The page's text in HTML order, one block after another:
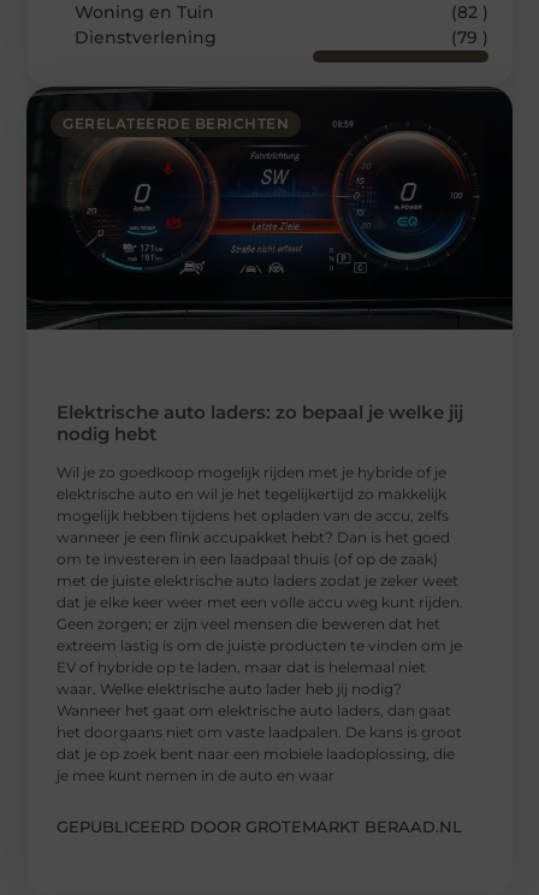
GERELATEERDE BERICHTEN
Elektrische auto laders: zo bepaal je welke jij
nodig hebt
Wil je zo goedkoop mogelijk rijden met je hybride of je
elektrische auto en wil je het tegelijkertijd zo makkelijk
mogelijk hebben tijdens het opladen van de accu, zelfs
wanneer je een flink accupakket hebt? Dan is het goed
om te investeren in een laadpaal thuis (of op de zaak)
met de juiste elektrische auto laders zodat je zeker weet
dat je elke keer weer met een volle accu weg kunt rijden.
Geen zorgen; er zijn veel mensen die beweren dat het
extreem lastig is om de juiste producten te vinden om je
EV of hybride op te laden, maar dat is helemaal niet
waar. Welke elektrische auto lader heb jij nodig?
Wanneer het gaat om elektrische auto laders, dan gaat
het doorgaans niet om vaste laadpalen. De kans is groot
dat je op zoek bent naar een mobiele laadoplossing, die
je mee kunt nemen in de auto en waar
GEPUBLICEERD DOOR GROTEMARKT BERAAD.NL
Woning en Tuin
(82 )
Dienstverlening
(79 )